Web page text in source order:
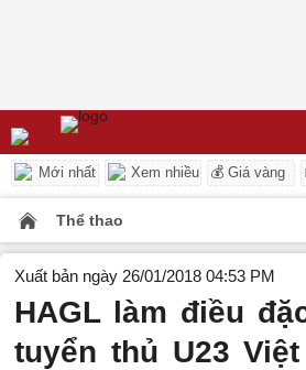
Mới nhất Xem nhiều 💰 Giá vàng
Thể thao
Xuất bản ngày 26/01/2018 04:53 PM
HAGL làm điều
tuyển thủ U23